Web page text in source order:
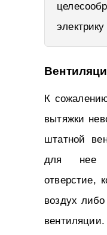
К
вытяжки
штатной
для нее
отверстие,
воздух